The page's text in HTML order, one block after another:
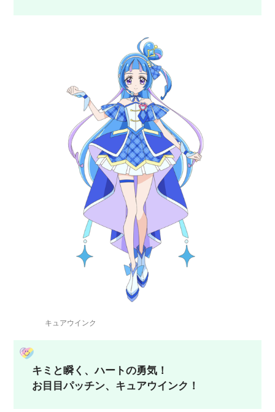
キュアウインク
キミと瞬く、ハートの勇気！
お目目パッチン、キュアウインク！